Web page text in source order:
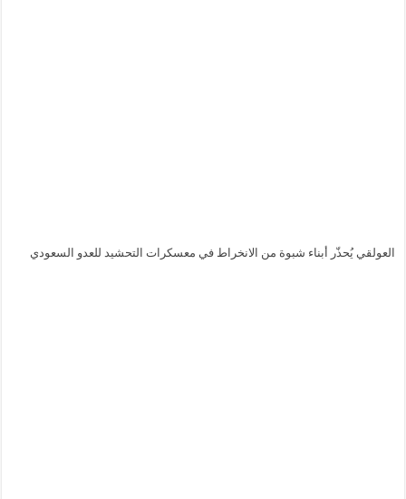
العولقي يُحذّر أبناء شبوة من الانخراط في معسكرات التحشيد للعدو السعودي